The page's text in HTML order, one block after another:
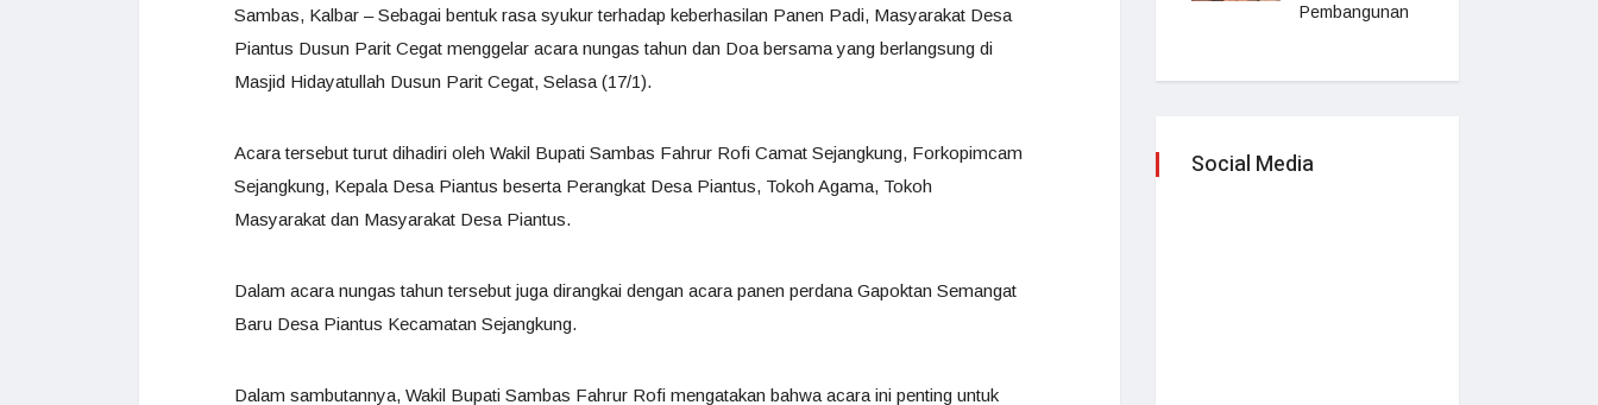
Sambas, Kalbar – Sebagai bentuk rasa syukur terhadap keberhasilan Panen Padi, Masyarakat Desa
Piantus Dusun Parit Cegat menggelar acara nungas tahun dan Doa bersama yang berlangsung di
Masjid Hidayatullah Dusun Parit Cegat, Selasa (17/1).
Acara tersebut turut dihadiri oleh Wakil Bupati Sambas Fahrur Rofi Camat Sejangkung, Forkopimcam
Sejangkung, Kepala Desa Piantus beserta Perangkat Desa Piantus, Tokoh Agama, Tokoh
Masyarakat dan Masyarakat Desa Piantus.
Dalam acara nungas tahun tersebut juga dirangkai dengan acara panen perdana Gapoktan Semangat
Baru Desa Piantus Kecamatan Sejangkung.
Dalam sambutannya, Wakil Bupati Sambas Fahrur Rofi mengatakan bahwa acara ini penting untuk
Pembangunan
Social Media